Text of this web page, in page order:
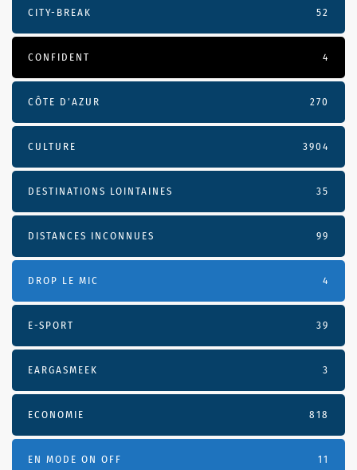
CITY-BREAK 52
CONFIDENT 4
CÔTE D’AZUR 270
CULTURE 3904
DESTINATIONS LOINTAINES 35
DISTANCES INCONNUES 99
DROP LE MIC 4
E-SPORT 39
EARGASMEEK 3
ECONOMIE 818
EN MODE ON OFF 11